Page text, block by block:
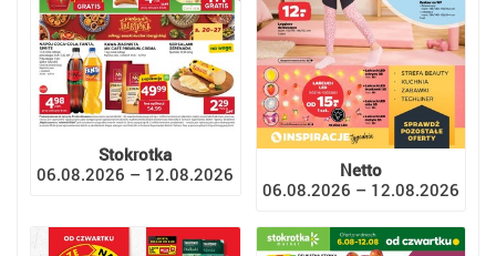
Stokrotka
06.08.2026 – 12.08.2026
Netto
06.08.2026 – 12.08.2026